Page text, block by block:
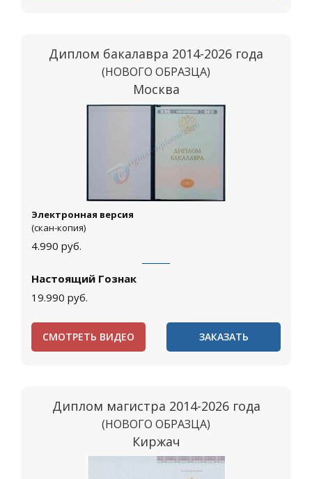
Диплом бакалавра 2014-2026 года
(НОВОГО ОБРАЗЦА)
Москва
Электронная версия
(скан-копия)
4.990 руб.
Настоящий Гознак
19.990 руб.
СМОТРЕТЬ ВИДЕО ЗАКАЗАТЬ
Диплом магистра 2014-2026 года
(НОВОГО ОБРАЗЦА)
Киржач